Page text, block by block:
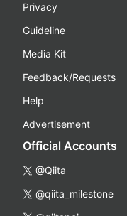
Privacy
Guideline
Media Kit
Feedback/Requests
Help
Advertisement
Official Accounts
@Qiita
@qiita_milestone